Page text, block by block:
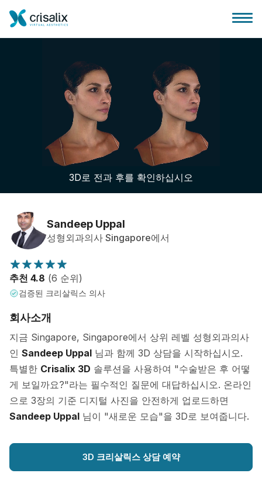
3D 비즈니스 플랫폼
환자 후기
3D로 전과 후를 확인하십시오
Sandeep Uppal
성형외과의사 Singapore에서
추천 4.8 (6 순위)
검증된 크리살릭스 의사
회사소개
지금 Singapore, Singapore에서 상위 레벨 성형외과의사
인 Sandeep Uppal 님과 함께 3D 상담을 시작하십시오.
특별한 Crisalix 3D 솔루션을 사용하여 "수술받은 후 어떻
게 보일까요?"라는 필수적인 질문에 대답하십시오. 온라인
으로 3장의 기준 디지털 사진을 안전하게 업로드하면
Sandeep Uppal 님이 "새로운 모습"을 3D로 보여줍니다.
3D 크리살릭스 상담 예약